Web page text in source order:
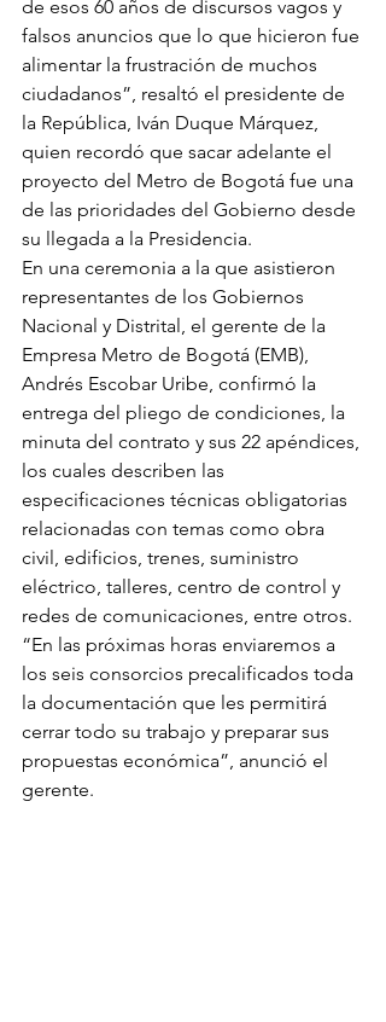
de esos 60 años de discursos vagos y
falsos anuncios que lo que hicieron fue
alimentar la frustración de muchos
ciudadanos”, resaltó el presidente de
la República, Iván Duque Márquez,
quien recordó que sacar adelante el
proyecto del Metro de Bogotá fue una
de las prioridades del Gobierno desde
su llegada a la Presidencia.
En una ceremonia a la que asistieron
representantes de los Gobiernos
Nacional y Distrital, el gerente de la
Empresa Metro de Bogotá (EMB),
Andrés Escobar Uribe, confirmó la
entrega del pliego de condiciones, la
minuta del contrato y sus 22 apéndices,
los cuales describen las
especificaciones técnicas obligatorias
relacionadas con temas como obra
civil, edificios, trenes, suministro
eléctrico, talleres, centro de control y
redes de comunicaciones, entre otros.
“En las próximas horas enviaremos a
los seis consorcios precalificados toda
la documentación que les permitirá
cerrar todo su trabajo y preparar sus
propuestas económica”, anunció el
gerente.